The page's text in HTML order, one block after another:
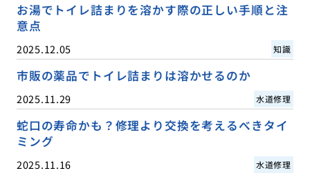
お湯でトイレ詰まりを溶かす際の正しい手順と注
意点
2025.12.05 知識
市販の薬品でトイレ詰まりは溶かせるのか
2025.11.29 水道修理
蛇口の寿命かも？修理より交換を考えるべきタイ
ミング
2025.11.16 水道修理